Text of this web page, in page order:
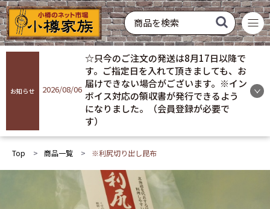
菓子 飲料 酒類 硝子製品 常温配送
冷蔵配送 冷凍配送 お買い得 おすすめ ギフト
商品を探す
ログイン
会員登録
お気に入り
ご利用ガイド
お知らせ 2026/08/06
☆只今のご注文の発送は8月17日以降で
す。ご指定日を入れて頂きましても、お
届けできない場合がございます。※イン
ボイス対応の領収書が発行できるよう
になりました。（会員登録が必要で
す）
Top 商品一覧 ※利尻切り出し昆布